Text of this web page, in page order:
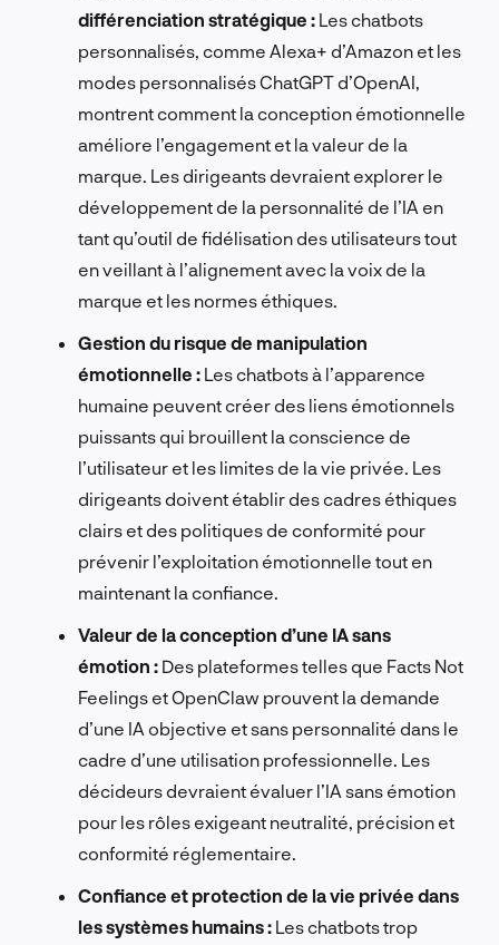
différenciation stratégique : Les chatbots
personnalisés, comme Alexa+ d’Amazon et les
modes personnalisés ChatGPT d’OpenAI,
montrent comment la conception émotionnelle
améliore l’engagement et la valeur de la
marque. Les dirigeants devraient explorer le
développement de la personnalité de l’IA en
tant qu’outil de fidélisation des utilisateurs tout
en veillant à l’alignement avec la voix de la
marque et les normes éthiques.
Gestion du risque de manipulation
émotionnelle : Les chatbots à l’apparence
humaine peuvent créer des liens émotionnels
puissants qui brouillent la conscience de
l’utilisateur et les limites de la vie privée. Les
dirigeants doivent établir des cadres éthiques
clairs et des politiques de conformité pour
prévenir l’exploitation émotionnelle tout en
maintenant la confiance.
Valeur de la conception d’une IA sans
émotion : Des plateformes telles que Facts Not
Feelings et OpenClaw prouvent la demande
d’une IA objective et sans personnalité dans le
cadre d’une utilisation professionnelle. Les
décideurs devraient évaluer l’IA sans émotion
pour les rôles exigeant neutralité, précision et
conformité réglementaire.
Confiance et protection de la vie privée dans
les systèmes humains : Les chatbots trop